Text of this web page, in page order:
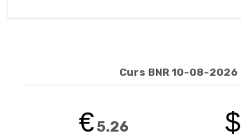
Curs BNR 10-08-2026
€5.26 $